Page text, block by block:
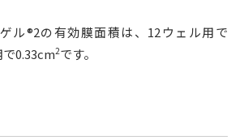
ル®2の有効膜面積は、12ウェル用で
0.33cm2です。